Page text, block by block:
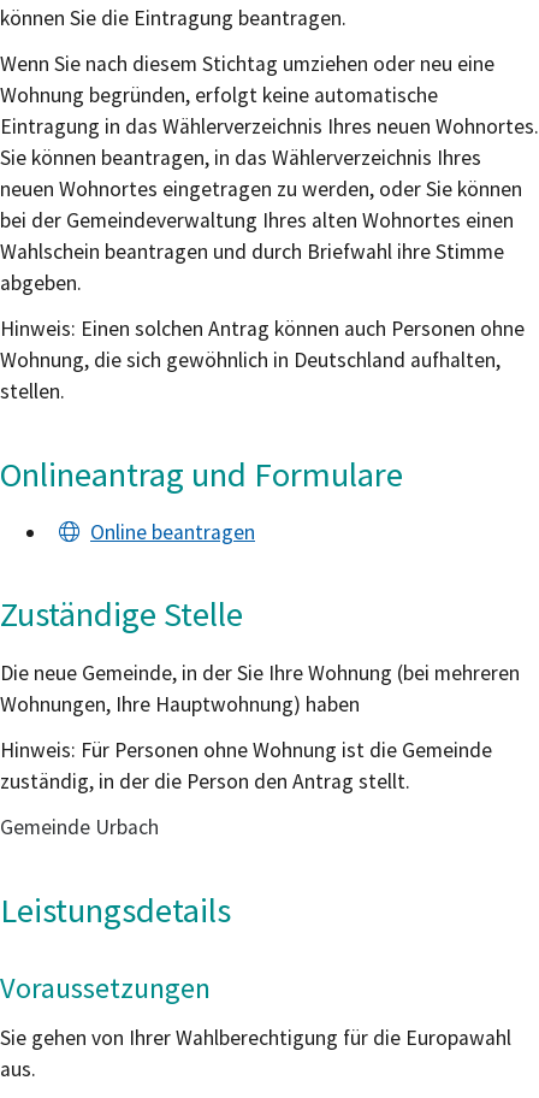
können Sie die Eintragung beantragen.
Wenn Sie nach diesem Stichtag umziehen oder neu eine
Wohnung begründen, erfolgt keine automatische
Eintragung in das Wählerverzeichnis Ihres neuen Wohnortes.
Sie können beantragen, in das Wählerverzeichnis Ihres
neuen Wohnortes eingetragen zu werden, oder Sie können
bei der Gemeindeverwaltung Ihres alten Wohnortes einen
Wahlschein beantragen und durch Briefwahl ihre Stimme
abgeben.
Hinweis: Einen solchen Antrag können auch Personen ohne
Wohnung, die sich gewöhnlich in Deutschland aufhalten,
stellen.
Onlineantrag und Formulare
Online beantragen
Zuständige Stelle
Die neue Gemeinde, in der Sie Ihre Wohnung (bei mehreren
Wohnungen, Ihre Hauptwohnung) haben
Hinweis: Für Personen ohne Wohnung ist die Gemeinde
zuständig, in der die Person den Antrag stellt.
Gemeinde Urbach
Leistungsdetails
Voraussetzungen
Sie gehen von Ihrer Wahlberechtigung für die Europawahl
aus.